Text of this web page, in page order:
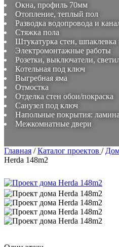
Окна, профиль 70мм
Отопление, теплый пол
Разводка водопровода и
Стяжка пола
Штукатурка стен, шпаклевка
Электромонтажные работы
Розетки, выключатели,
Котельная под ключ
Выгребная яма
Отмостка
Отделка стен обои/покраска
Санузел под ключ
Напольные покрытия:
Межкомнатные двери
Главная /Каталог проектов /
Herda 148m2